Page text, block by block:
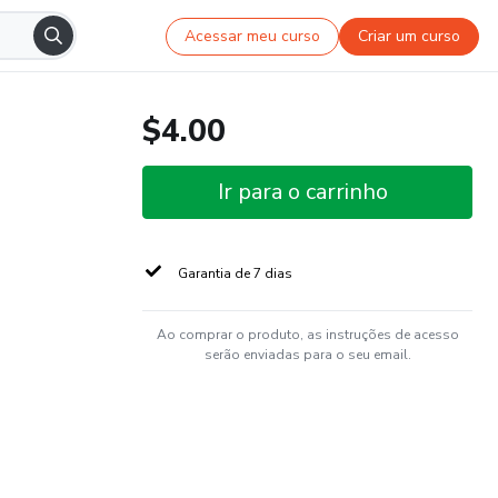
Acessar meu curso Criar um curso
$4.00
Ir para o carrinho
Garantia de 7 dias
Ao comprar o produto, as instruções de acesso
serão enviadas para o seu email.